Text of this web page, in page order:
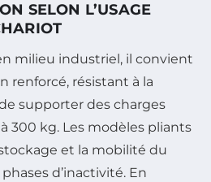
SELON L’USAGE
milieu industriel, il convient
renforcé, résistant à la
supporter des charges
300 kg. Les modèles pliants
et la mobilité du
d’inactivité. En